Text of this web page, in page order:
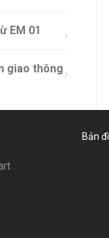
EM 01
giao thông
Bản